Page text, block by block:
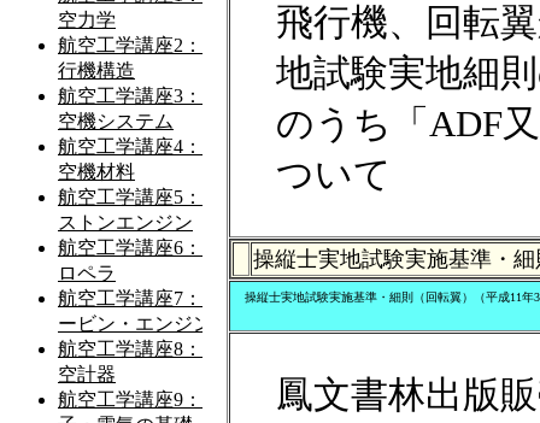
飛行機、回転
地試験実地細
のうち「ADF
ついて
操縦士実地試験実施基準・
操縦士実地試験実施基準・細則（回転翼）（平成11年
鳳文書林出版